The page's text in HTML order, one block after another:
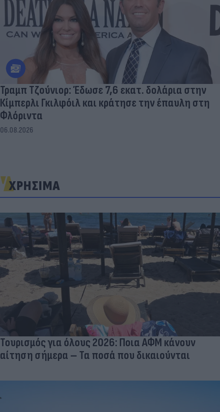
Τραμπ Τζούνιορ: Έδωσε 7,6 εκατ. δολάρια στην
Κίμπερλι Γκιλφόιλ και κράτησε την έπαυλη στη
Φλόριντα
06.08.2026
ΧΡΗΣΙΜΑ
Τουρισμός για όλους 2026: Ποια ΑΦΜ κάνουν
αίτηση σήμερα – Τα ποσά που δικαιούνται